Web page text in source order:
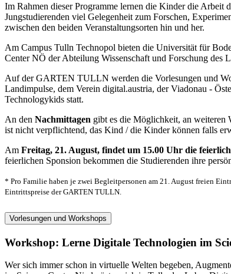
Im Rahmen dieser Programme lernen die Kinder die Arbeit
Jungstudierenden viel Gelegenheit zum Forschen,
zwischen den beiden Veranstaltungsorten hin und her.
Am Campus Tulln Technopol bieten die Universität für
Center NÖ der Abteilung Wissenschaft und Forschung des
Auf der GARTEN TULLN werden die Vorlesungen und
Landimpulse, dem Verein digital.austria, der Viadonau -
Technologykids statt.
An den Nachmittagen gibt es die Möglichkeit, an
ist nicht verpflichtend, das Kind / die Kinder können falls
Am Freitag, 21. August, findet um 15.00 Uhr die
feierlichen Sponsion bekommen die Studierenden ihre
* Pro Familie haben je zwei Begleitpersonen am 21. August freien
Eintrittspreise der GARTEN TULLN.
Vorlesungen und Workshops
Workshop: Lerne Digitale Technologien im
Wer sich immer schon in virtuelle Welten begeben,